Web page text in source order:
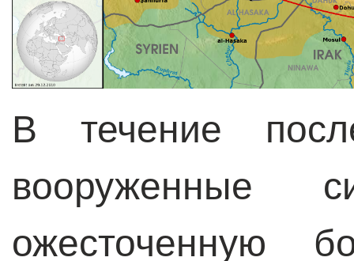
В течение
вооруженные
ожесточенную